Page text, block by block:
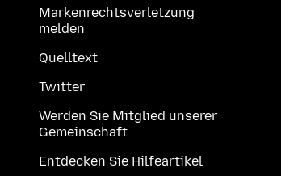
Markenrechtsverletzung
melden
Quelltext
Twitter
Werden Sie Mitglied unserer
Gemeinschaft
Entdecken Sie Hilfeartikel